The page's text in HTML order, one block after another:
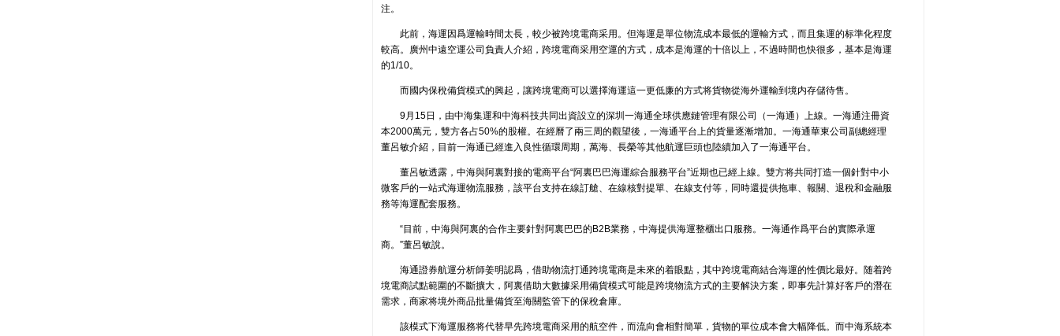
注。
此前，海運因爲運輸時間太長，較少被跨境電商采用。但海運是單位物流成本最低的運輸方式，而且集運的标準化程度
較高。廣州中遠空運公司負責人介紹，跨境電商采用空運的方式，成本是海運的十倍以上，不過時間也快很多，基本是海運
的1/10。
而國内保稅備貨模式的興起，讓跨境電商可以選擇海運這一更低廉的方式将貨物從海外運輸到境内存儲待售。
9月15日，由中海集運和中海科技共同出資設立的深圳一海通全球供應鏈管理有限公司（一海通）上線。一海通注冊資
本2000萬元，雙方各占50%的股權。在經曆了兩三周的觀望後，一海通平台上的貨量逐漸增加。一海通華東公司副總經理
董呂敏介紹，目前一海通已經進入良性循環周期，萬海、長榮等其他航運巨頭也陸續加入了一海通平台。
董呂敏透露，中海與阿裏對接的電商平台“阿裏巴巴海運綜合服務平台”近期也已經上線。雙方将共同打造一個針對中小
微客戶的一站式海運物流服務，該平台支持在線訂艙、在線核對提單、在線支付等，同時還提供拖車、報關、退稅和金融服
務等海運配套服務。
“目前，中海與阿裏的合作主要針對阿裏巴巴的B2B業務，中海提供海運整櫃出口服務。一海通作爲平台的實際承運
商。”董呂敏說。
海通證券航運分析師姜明認爲，借助物流打通跨境電商是未來的着眼點，其中跨境電商結合海運的性價比最好。随着跨
境電商試點範圍的不斷擴大，阿裏借助大數據采用備貨模式可能是跨境物流方式的主要解決方案，即事先計算好客戶的潛在
需求，商家将境外商品批量備貨至海關監管下的保稅倉庫。
該模式下海運服務将代替早先跨境電商采用的航空件，而流向會相對簡單，貨物的單位成本會大幅降低。而中海系統本